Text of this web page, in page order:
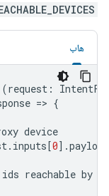
هاب
(request :
=> {
device
. inputs[0] .payload
ids reachable by